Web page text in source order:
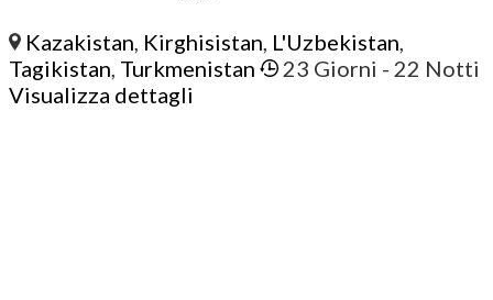
Kazakistan Kirghisistan L'Uzbekistan
Tagikistan Turkmenistan 23 Giorni - 22 Notti
Visualizza dettagli